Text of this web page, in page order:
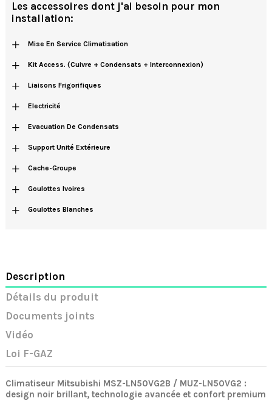
Les accessoires dont j'ai besoin pour mon
installation:
+ Mise En Service Climatisation
+ Kit Access. (cuivre + Condensats + Interconnexion)
+ Liaisons Frigorifiques
+ Electricité
+ Evacuation De Condensats
+ Support Unité Extérieure
+ Cache-Groupe
+ Goulottes Ivoires
+ Goulottes Blanches
Description
Détails du produit
Documents joints
Vidéo
Loi F-GAZ
Climatiseur Mitsubishi MSZ-LN50VG2B / MUZ-LN50VG2 :
design noir brillant, technologie avancée et confort premium